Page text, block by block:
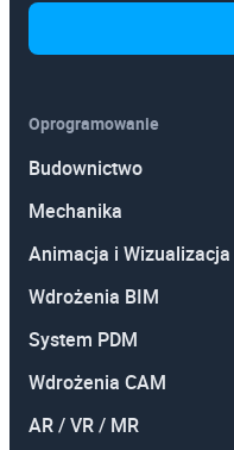
Oprogramowanie
Budownictwo
Mechanika
Animacja i Wizualizacja
Wdrożenia BIM
System PDM
Wdrożenia CAM
AR / VR / MR